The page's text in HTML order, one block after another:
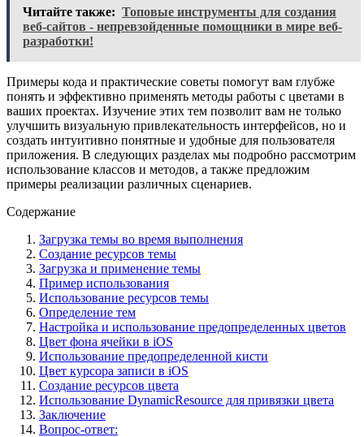
Читайте также: Топовые инструменты для создания
веб-сайтов - непревзойденные помощники в мире веб-
разработки!
Примеры кода и практические советы помогут вам глубже
понять и эффективно применять методы работы с цветами в
ваших проектах. Изучение этих тем позволит вам не только
улучшить визуальную привлекательность интерфейсов, но и
создать интуитивно понятные и удобные для пользователя
приложения. В следующих разделах мы подробно рассмотрим
использование классов и методов, а также предложим
примеры реализации различных сценариев.
Содержание
Загрузка темы во время выполнения
Создание ресурсов темы
Загрузка и применение темы
Пример использования
Использование ресурсов темы
Определение тем
Настройка и использование предопределенных цветов
Цвет фона ячейки в iOS
Использование предопределенной кисти
Цвет курсора записи в iOS
Создание ресурсов цвета
Использование DynamicResource для привязки цвета
Заключение
Вопрос-ответ: